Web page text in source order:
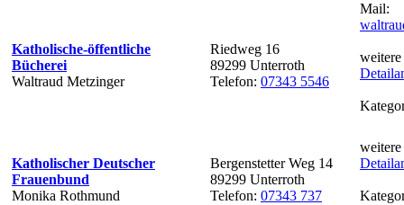
Katholische-öffentliche
Bücherei
Waltraud Metzinger
Riedweg 16
89299 Unterroth
Telefon: 07343 5546
Mail:
Katholischer Deutscher
Frauenbund
Monika Rothmund
Bergenstetter Weg 14
89299 Unterroth
Telefon: 07343 737